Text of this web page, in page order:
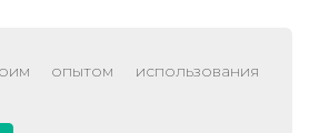
опытом использования